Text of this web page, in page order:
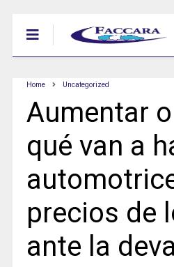
Home Uncategorized
Aumentar
qué van a
precios de
ante la